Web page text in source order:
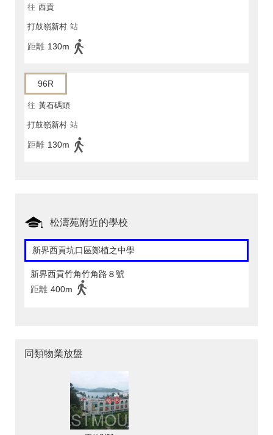
往 西貢
打鼓嶺新村 站
距離 130m
96R
往 黃石碼頭
打鼓嶺新村 站
距離 130m
松濤苑附近的學校
新界西貢坑口區鄭植之中學
新界西貢竹角竹角路８號
距離 400m
同類物業放盤